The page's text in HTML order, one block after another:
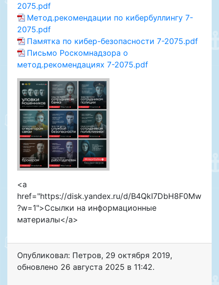
2075.pdf
Метод.рекомендации по кибербуллингу 7-
2075.pdf
Памятка по кибер-безопасности 7-2075.pdf
Письмо Роскомнадзора о
метод.рекомендациях 7-2075.pdf
<a
href="https://disk.yandex.ru/d/B4QkI7DbH8F0Mw
?w=1">Ссылки на информационные
материалы</a>
Опубликовал: Петров, 29 октября 2019,
обновлено 26 августа 2025 в 11:42.